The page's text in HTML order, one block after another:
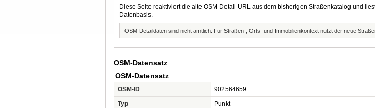
Diese Seite reaktiviert die alte OSM-Detail-URL aus dem bisherigen Straßenkatalog und
Datenbasis.
OSM-Detaildaten sind nicht amtlich. Für Straßen-, Orts- und Immobilienkontext nutzt der neue
OSM-Datensatz
OSM-Datensatz
OSM-ID 902564659
Typ Punkt